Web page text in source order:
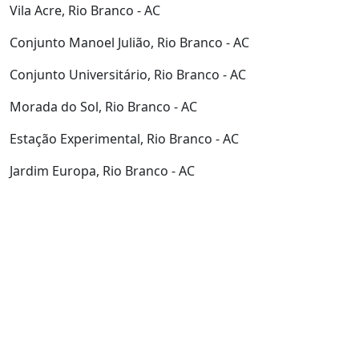
Vila Acre, Rio Branco - AC
Conjunto Manoel Julião, Rio Branco - AC
Conjunto Universitário, Rio Branco - AC
Morada do Sol, Rio Branco - AC
Estação Experimental, Rio Branco - AC
Jardim Europa, Rio Branco - AC